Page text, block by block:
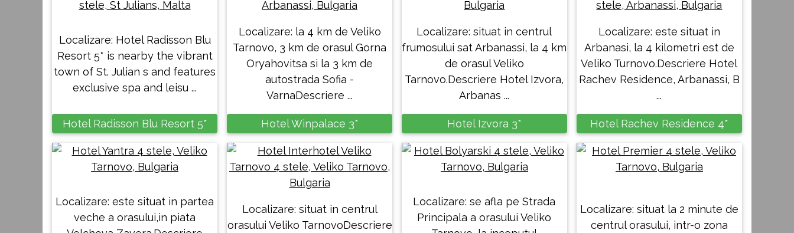
Localizare: Hotel Radisson Blu
Resort 5* is nearby the vibrant
town of St. Julian s and features
exclusive spa and leisu ...
Hotel Radisson Blu Resort 5*
Localizare: la 4 km de Veliko
Tarnovo, 3 km de orasul Gorna
Oryahovitsa si la 3 km de
autostrada Sofia -
VarnaDescriere ...
Hotel Winpalace 3*
Localizare: situat in centrul
frumosului sat Arbanassi, la 4 km
de orasul Veliko
Tarnovo.Descriere Hotel Izvora,
Arbanas ...
Hotel Izvora 3*
Localizare: este situat in
Arbanasi, la 4 kilometri est de
Veliko Turnovo.Descriere Hotel
Rachev Residence, Arbanassi, B
...
Hotel Rachev Residence 4*
Localizare: este situat in partea
veche a orasului,in piata
Localizare: situat in centrul
orasului Veliko TarnovoDescriere
Localizare: se afla pe Strada
Principala a orasului Veliko
Localizare: situat la 2 minute de
centrul orasului, intr-o zona